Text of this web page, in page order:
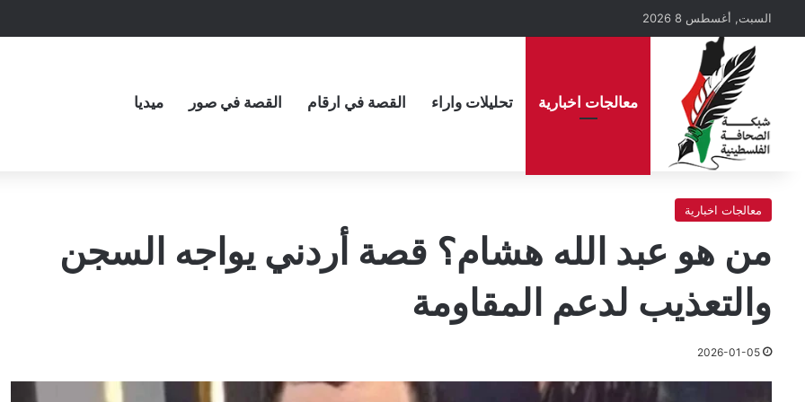
السبت, أغسطس 8 2026
معالجات اخبارية تحليلات واراء القصة في ارقام القصة في صور ميديا
معالجات اخبارية
من هو عبد الله هشام؟ قصة أردني يواجه السجن
والتعذيب لدعم المقاومة
2026-01-05